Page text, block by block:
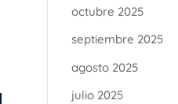
octubre 2025
septiembre 2025
agosto 2025
julio 2025